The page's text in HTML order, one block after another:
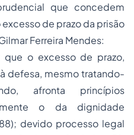
que concedem
excesso de prazo da prisão
Ferreira Mendes:
o excesso de prazo,
defesa, mesmo tratando-
afronta princípios
o da dignidade
devido processo legal